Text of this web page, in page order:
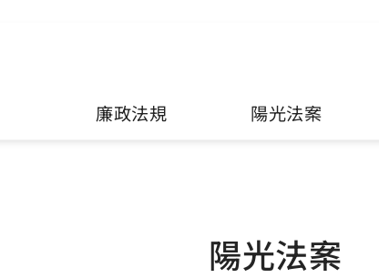
廉政法規 陽光法案
陽光法案